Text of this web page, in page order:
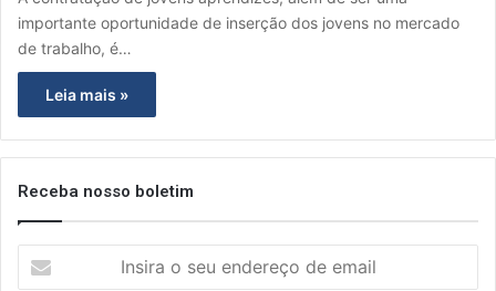
importante oportunidade de inserção dos jovens no mercado
de trabalho, é…
Leia mais »
Receba nosso boletim